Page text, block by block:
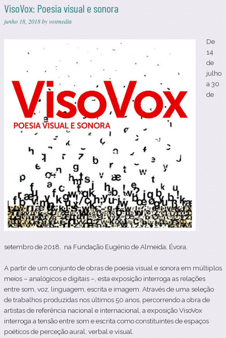
VisoVox: Poesia visual e sonora
junho 18, 2018byvoxmedia
De
14
de
julho
a 30
de
setembro de 2018, na Fundação Eugénio de Almeida, Évora.
A partir de um conjunto de obras de poesia visual e sonora em múltiplos
meios – analógicos e digitais –, esta exposição interroga as relações
entre som, voz, linguagem, escrita e imagem. Através de uma seleção
de trabalhos produzidas nos últimos 50 anos, percorrendo a obra de
artistas de referência nacional e internacional, a exposição VisoVox
interroga a tensão entre som e escrita como constituintes de espaços
poéticos de perceção aural, verbal e visual.